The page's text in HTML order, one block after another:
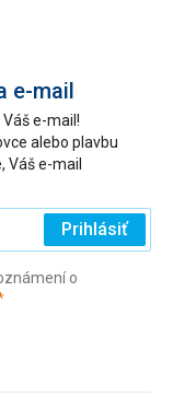
e-mail
e-mail!
alebo plavbu
Váš e-mail
Prihlásiť
o
(povinné)